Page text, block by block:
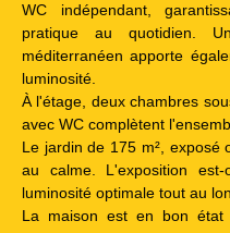
WC indépendant,
pratique au quotidien.
méditerranéen apporte
luminosité.
À l'étage, deux chambres
avec WC complètent
Le jardin de 175 m², exposé
au calme. L'exposition
luminosité optimale tout au
La maison est en bon